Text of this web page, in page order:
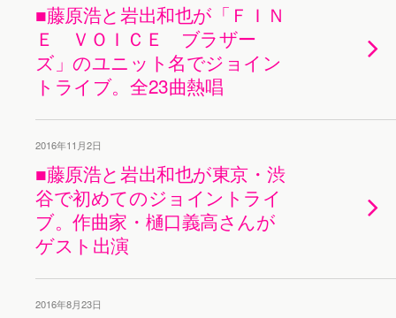
■藤原浩と岩出和也が「ＦＩＮ
Ｅ ＶＯＩＣＥ ブラザー
ズ」のユニット名でジョイン
トライブ。全23曲熱唱
2016年11月2日
■藤原浩と岩出和也が東京・渋
谷で初めてのジョイントライ
ブ。作曲家・樋口義高さんが
ゲスト出演
2016年8月23日